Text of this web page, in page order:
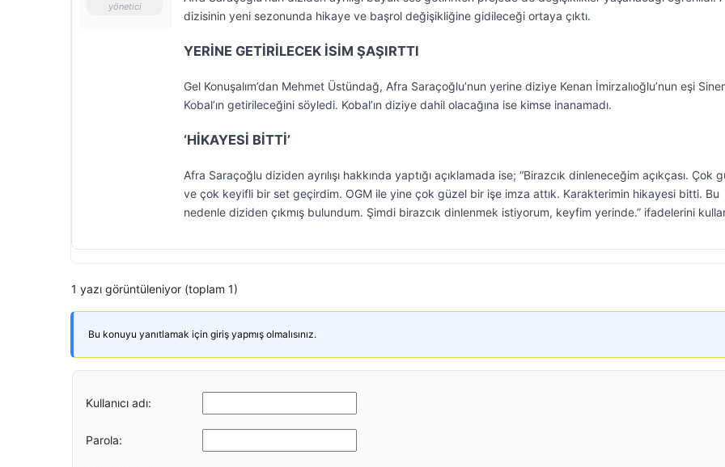
yönetici
dizisinin yeni sezonunda hikaye ve başrol değişikliğine gidileceği ortaya çıktı.
YERİNE GETİRİLECEK İSİM ŞAŞIRTTI
Gel Konuşalım’dan Mehmet Üstündağ, Afra Saraçoğlu’nun yerine diziye Kenan İmirzalıoğlu’nun eşi
Kobal’ın getirileceğini söyledi. Kobal’ın diziye dahil olacağına ise kimse inanamadı.
‘HİKAYESİ BİTTİ’
Afra Saraçoğlu diziden ayrılışı hakkında yaptığı açıklamada ise; “Birazcık dinleneceğim açıkçası. Çok
ve çok keyifli bir set geçirdim. OGM ile yine çok güzel bir işe imza attık. Karakterimin hikayesi bitti. Bu
nedenle diziden çıkmış bulundum. Şimdi birazcık dinlenmek istiyorum, keyfim yerinde.” ifadelerini
1 yazı görüntüleniyor (toplam 1)
Bu konuyu yanıtlamak için giriş yapmış olmalısınız.
Kullanıcı adı:
Parola: